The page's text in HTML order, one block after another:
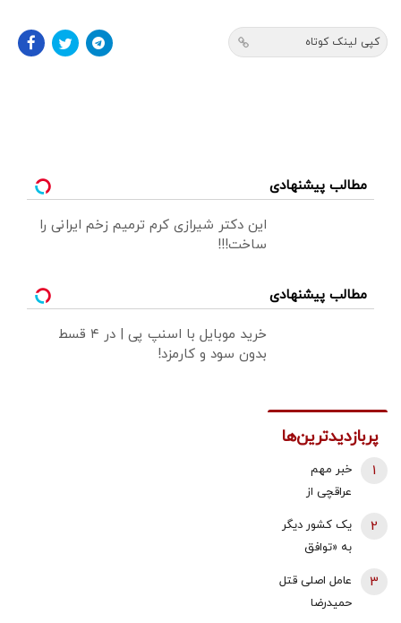
کپی لینک کوتاه
مطالب پیشنهادی
این دکتر شیرازی کرم ترمیم زخم ایرانی را
ساخت!!!
مطالب پیشنهادی
خرید موبایل با اسنپ پی | در ۴ قسط
بدون سود و کارمزد!
پربازدیدترین‌ها
خبر مهم
عراقچی از
نیروهای نظامی
و دریایی ایران و
عمان درباره
تنگه هرمز
1
یک کشور دیگر
به «توافق
پیوندد/ ترکیه
خیال ایران را
2
عامل اصلی قتل
حمیدرضا
3